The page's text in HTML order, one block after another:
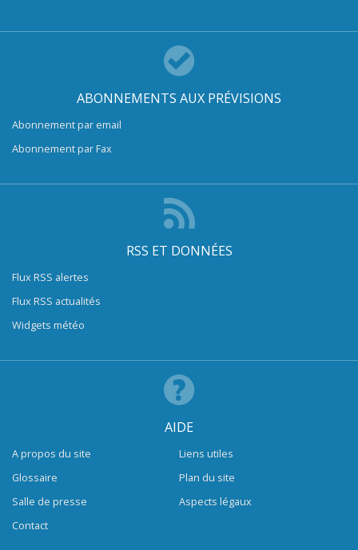
ABONNEMENTS AUX PRÉVISIONS
Abonnement par email
Abonnement par Fax
RSS ET DONNÉES
Flux RSS alertes
Flux RSS actualités
Widgets météo
AIDE
A propos du site
Glossaire
Salle de presse
Contact
Liens utiles
Plan du site
Aspects légaux